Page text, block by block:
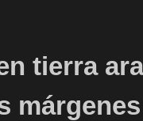
tierra